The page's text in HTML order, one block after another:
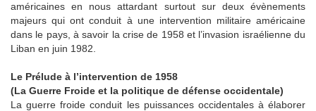
américaines en nous attardant surtout sur deux évènements
majeurs qui ont conduit à une intervention militaire américaine
dans le pays, à savoir la crise de 1958 et l’invasion israélienne du
Liban en juin 1982.
Le Prélude à l’intervention de 1958
(La Guerre Froide et la politique de défense occidentale)
La guerre froide conduit les puissances occidentales à élaborer